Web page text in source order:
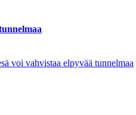
voi vahvistaa elpyvää tunnelmaa